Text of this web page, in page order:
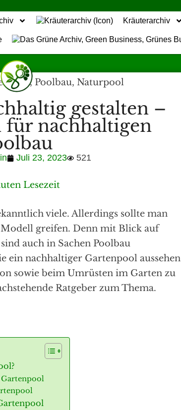
Kräuterarchiv
gestalten –
für nachhaltigen
Juli 23, 2023 521
Lesezeit
viele. Allerdings sollte man
greifen. Denn mit Blick auf
auch in Sachen Poolbau
ein nachhaltiger Gartenpool aussehen
sowie beim Umrüsten im Garten zu
Ratgeber zum Thema.